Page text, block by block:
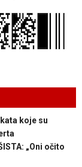
koje su
„Oni očito